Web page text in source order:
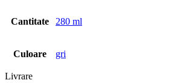
Cantitate 280 ml
Culoare gri
Livrare